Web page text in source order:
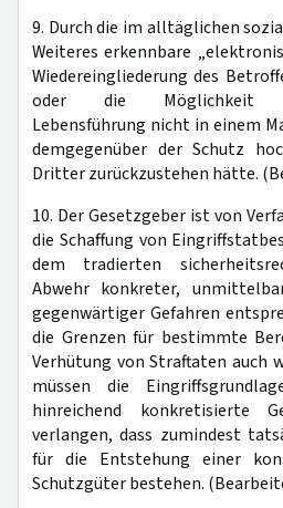
9. Durch die im alltäglichen
Weiteres erkennbare
Wiedereingliederung des
oder die Möglichkeit
Lebensführung nicht in einem
demgegenüber der Schutz
Dritter zurückzustehen hätte.
10. Der Gesetzgeber ist von
die Schaffung von
dem tradierten
Abwehr konkreter,
gegenwärtiger Gefahren
die Grenzen für bestimmte
Verhütung von Straftaten auch
müssen die
hinreichend konkretisierte
verlangen, dass zumindest
für die Entstehung einer
Schutzgüter bestehen.